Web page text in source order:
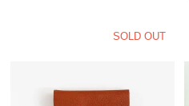
SOLD OUT